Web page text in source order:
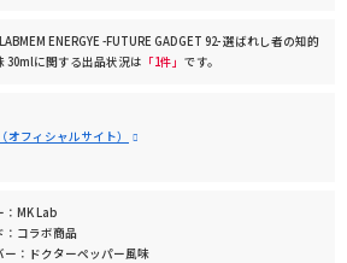
ENERGYE -FUTURE GADGET 92- 選ばれし者の知的
30mlに関する出品状況は 「1件」 です。
オフィシャルサイト）
：MK Lab
：コラボ商品
ー：ドクターペッパー風味